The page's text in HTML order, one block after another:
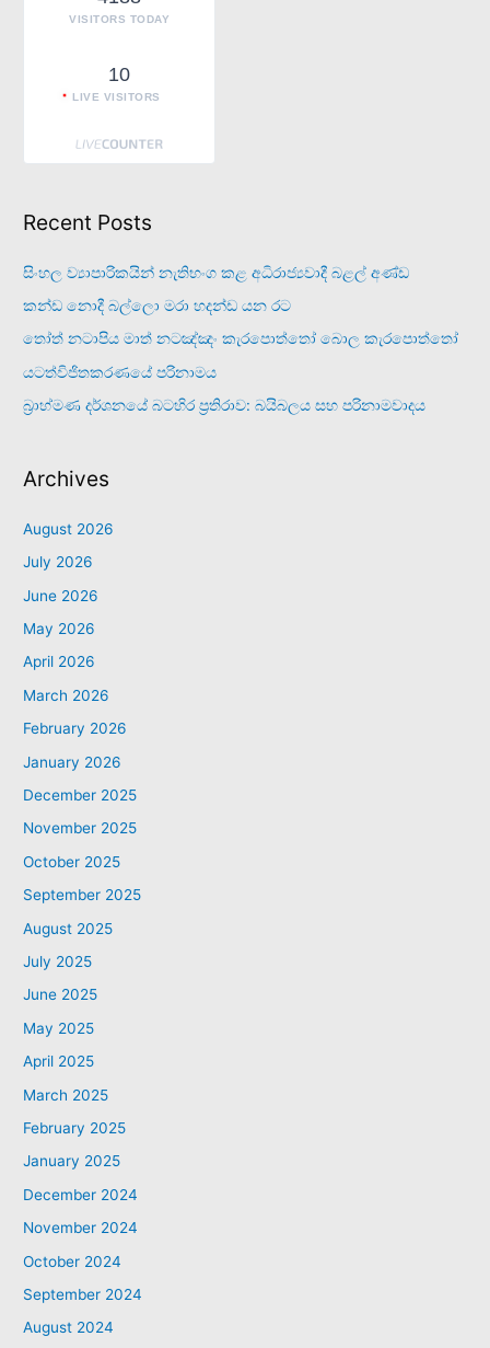
VISITORS TODAY
10
LIVE VISITORS
Recent Posts
සිංහල ව්‍යාපාරිකයින් නැතිභංග කළ අධිරාජ්‍යවාදී බළල් අණ්ඩ
කන්ඩ නොදී බල්ලො මරා හදන්ඩ යන රට
තෝත් නටාපිය මාත් නටඤ්ඤං කැරපොත්තෝ බොල කැරපොත්තෝ
යටත්විජිතකරණයේ පරිනාමය
බ්‍රාහ්මණ දර්ශනයේ බටහිර ප්‍රතිරාව: බයිබලය සහ පරිනාමවාදය
Archives
August 2026
July 2026
June 2026
May 2026
April 2026
March 2026
February 2026
January 2026
December 2025
November 2025
October 2025
September 2025
August 2025
July 2025
June 2025
May 2025
April 2025
March 2025
February 2025
January 2025
December 2024
November 2024
October 2024
September 2024
August 2024